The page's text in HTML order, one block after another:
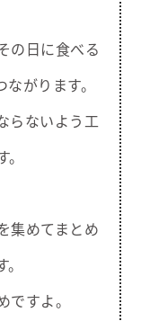
の日に食べる
がります。
らないよう工
集めてまとめ
すよ。